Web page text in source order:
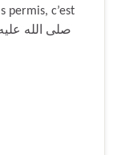
permis, c’est